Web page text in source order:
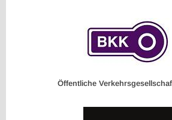
Öffentliche